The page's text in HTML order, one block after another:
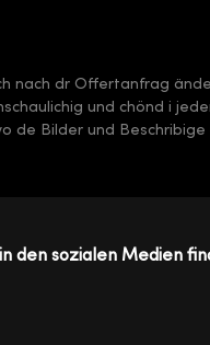
nach dr Offertanfrag
und chönd i
de Bilder und
den sozialen Medien